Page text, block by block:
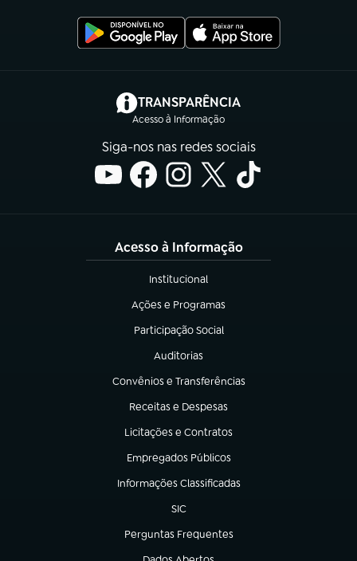
TRANSPARÊNCIA
Acesso à Informação
(abre em nova aba)
Siga-nos nas redes sociais
Acesso à Informação
Institucional
(abre em nova aba)
Ações e Programas
(abre em nova aba)
Participação Social
(abre em nova aba)
Auditorias
(abre em nova aba)
Convênios e Transferências
(abre em nova aba)
Receitas e Despesas
(abre em nova aba)
Licitações e Contratos
(abre em nova aba)
Empregados Públicos
(abre em nova aba)
Informações Classificadas
(abre em nova aba)
SIC
(abre em nova aba)
Perguntas Frequentes
(abre em nova aba)